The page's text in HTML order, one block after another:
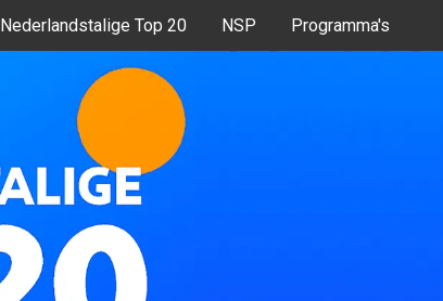
Nederlandstalige Top 20 NSP Programma's